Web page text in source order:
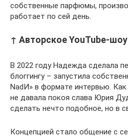
собственные парфюмы,
работает по сей день.
↑ Авторское YouTube-
В 2022 году Надежда сделала
блоггингу – запустила
NadИ» в формате интервью.
не давала покоя слава Юрия
сделать нечто подобное, но в
Концепцией стало общение с